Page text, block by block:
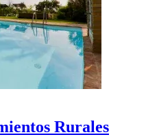
Rurales